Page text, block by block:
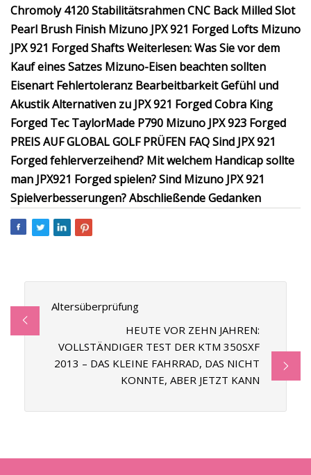
Chromoly 4120 Stabilitätsrahmen CNC Back Milled Slot
Pearl Brush Finish Mizuno JPX 921 Forged Lofts Mizuno
JPX 921 Forged Shafts Weiterlesen: Was Sie vor dem
Kauf eines Satzes Mizuno-Eisen beachten sollten
Eisenart Fehlertoleranz Bearbeitbarkeit Gefühl und
Akustik Alternativen zu JPX 921 Forged Cobra King
Forged Tec TaylorMade P790 Mizuno JPX 923 Forged
PREIS AUF GLOBAL GOLF PRÜFEN FAQ Sind JPX 921
Forged fehlerverzeihend? Mit welchem ​​Handicap sollte
man JPX921 Forged spielen? Sind Mizuno JPX 921
Spielverbesserungen? Abschließende Gedanken
Altersüberprüfung
HEUTE VOR ZEHN JAHREN:
VOLLSTÄNDIGER TEST DER KTM 350SXF
2013 – DAS KLEINE FAHRRAD, DAS NICHT
KONNTE, ABER JETZT KANN